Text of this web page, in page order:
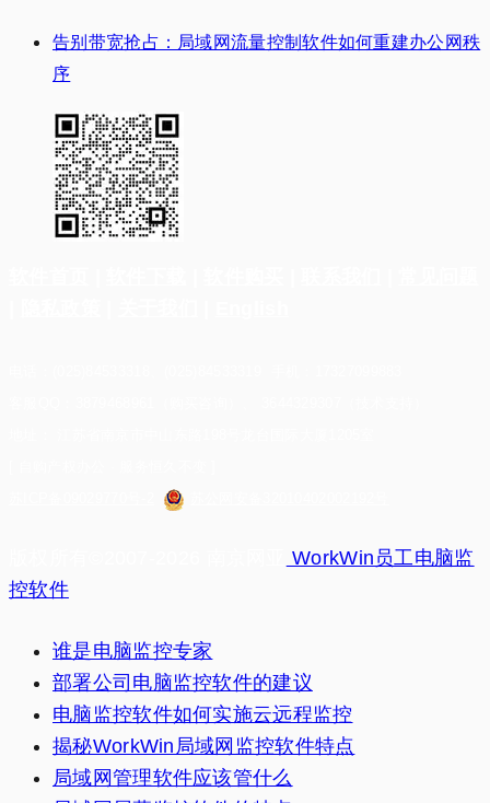
告别带宽抢占：局域网流量控制软件如何重建办公网秩
序
WorkWin员工电脑监
控软件
谁是电脑监控专家
部署公司电脑监控软件的建议
电脑监控软件如何实施云远程监控
揭秘WorkWin局域网监控软件特点
局域网管理软件应该管什么